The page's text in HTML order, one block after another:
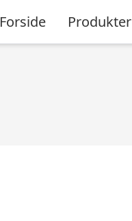
Forside Produkter